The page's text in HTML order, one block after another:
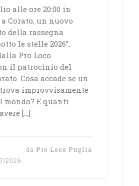
alle ore 20:00 in
Corato, un nuovo
della rassegna
le stelle 2026”,
Pro Loco
il patrocinio del
Cosa accade se un
improvvisamente
mondo? E quanti
[…]
da Pro Loco Puglia
2026